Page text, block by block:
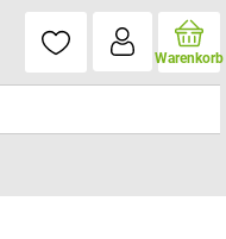
Warenkorb